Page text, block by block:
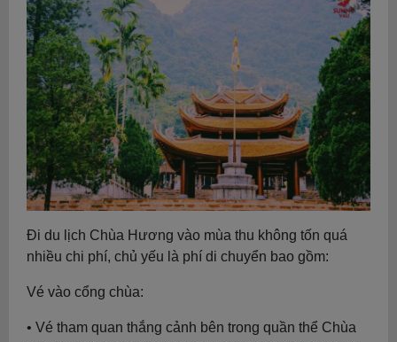
Đi du lịch Chùa Hương vào mùa thu không tốn quá
nhiều chi phí, chủ yếu là phí di chuyển bao gồm:
Vé vào cổng chùa:
• Vé tham quan thắng cảnh bên trong quần thể Chùa